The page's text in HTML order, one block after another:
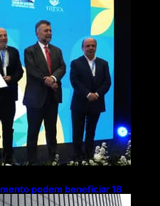
podem beneficiar 18